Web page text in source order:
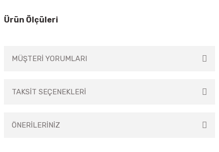
Ürün Ölçüleri
MÜŞTERİ YORUMLARI
TAKSİT SEÇENEKLERİ
ÖNERİLERİNİZ